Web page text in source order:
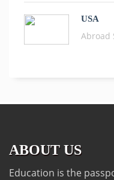
USA
Abroad
ABOUT US
Education is the